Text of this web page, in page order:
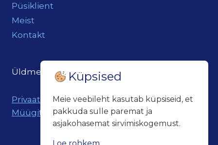
Püsiklient
Meist
Kontakt
Üldmeil: loits@loitsukeller.ee
Privaatsuspoliitika
Müügitingimused
Küpsised
Meie veebileht kasutab küpsiseid, et
pakkuda sulle paremat ja
asjakohasemat sirvimiskogemust.